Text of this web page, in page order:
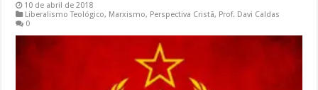
10 de abril de 2018
Liberalismo Teológico, Marxismo, Perspectiva Cristã, Prof. Davi Caldas
0